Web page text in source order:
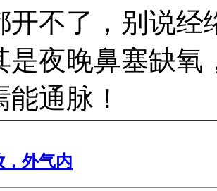
开不了，别说经
是夜晚鼻塞缺氧
通脉！
，外气内